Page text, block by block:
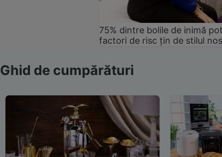
75% dintre bolile de inimă
factori de risc țin de stilul
Ghid de cumpărături